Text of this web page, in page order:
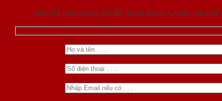
Liên hệ với chúng tôi để nhận được tư vấn chi tiết